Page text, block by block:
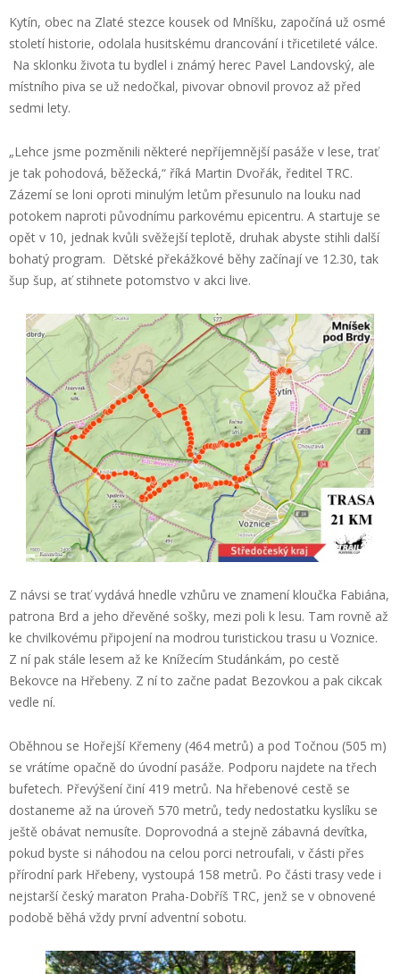
Kytín, obec na Zlaté stezce kousek od Mníšku, započíná už osmé
století historie, odolala husitskému drancování i třicetileté válce.
Na sklonku života tu bydlel i známý herec Pavel Landovský, ale
místního piva se už nedočkal, pivovar obnovil provoz až před
sedmi lety.
„Lehce jsme pozměnili některé nepříjemnější pasáže v lese, trať
je tak pohodová, běžecká,“ říká Martin Dvořák, ředitel TRC.
Zázemí se loni oproti minulým letům přesunulo na louku nad
potokem naproti původnímu parkovému epicentru. A startuje se
opět v 10, jednak kvůli svěžejší teplotě, druhak abyste stihli další
bohatý program. Dětské překážkové běhy začínají ve 12.30, tak
šup šup, ať stihnete potomstvo v akci live.
Z návsi se trať vydává hnedle vzhůru ve znamení kloučka Fabiána,
patrona Brd a jeho dřevěné sošky, mezi poli k lesu. Tam rovně až
ke chvilkovému připojení na modrou turistickou trasu u Voznice.
Z ní pak stále lesem až ke Knížecím Studánkám, po cestě
Bekovce na Hřebeny. Z ní to začne padat Bezovkou a pak cikcak
vedle ní.
Oběhnou se Hořejší Křemeny (464 metrů) a pod Točnou (505 m)
se vrátíme opačně do úvodní pasáže. Podporu najdete na třech
bufetech. Převýšení činí 419 metrů. Na hřebenové cestě se
dostaneme až na úroveň 570 metrů, tedy nedostatku kyslíku se
ještě obávat nemusíte. Doprovodná a stejně zábavná devítka,
pokud byste si náhodou na celou porci netroufali, v části přes
přírodní park Hřebeny, vystoupá 158 metrů. Po části trasy vede i
nejstarší český maraton Praha-Dobříš TRC, jenž se v obnovené
podobě běhá vždy první adventní sobotu.